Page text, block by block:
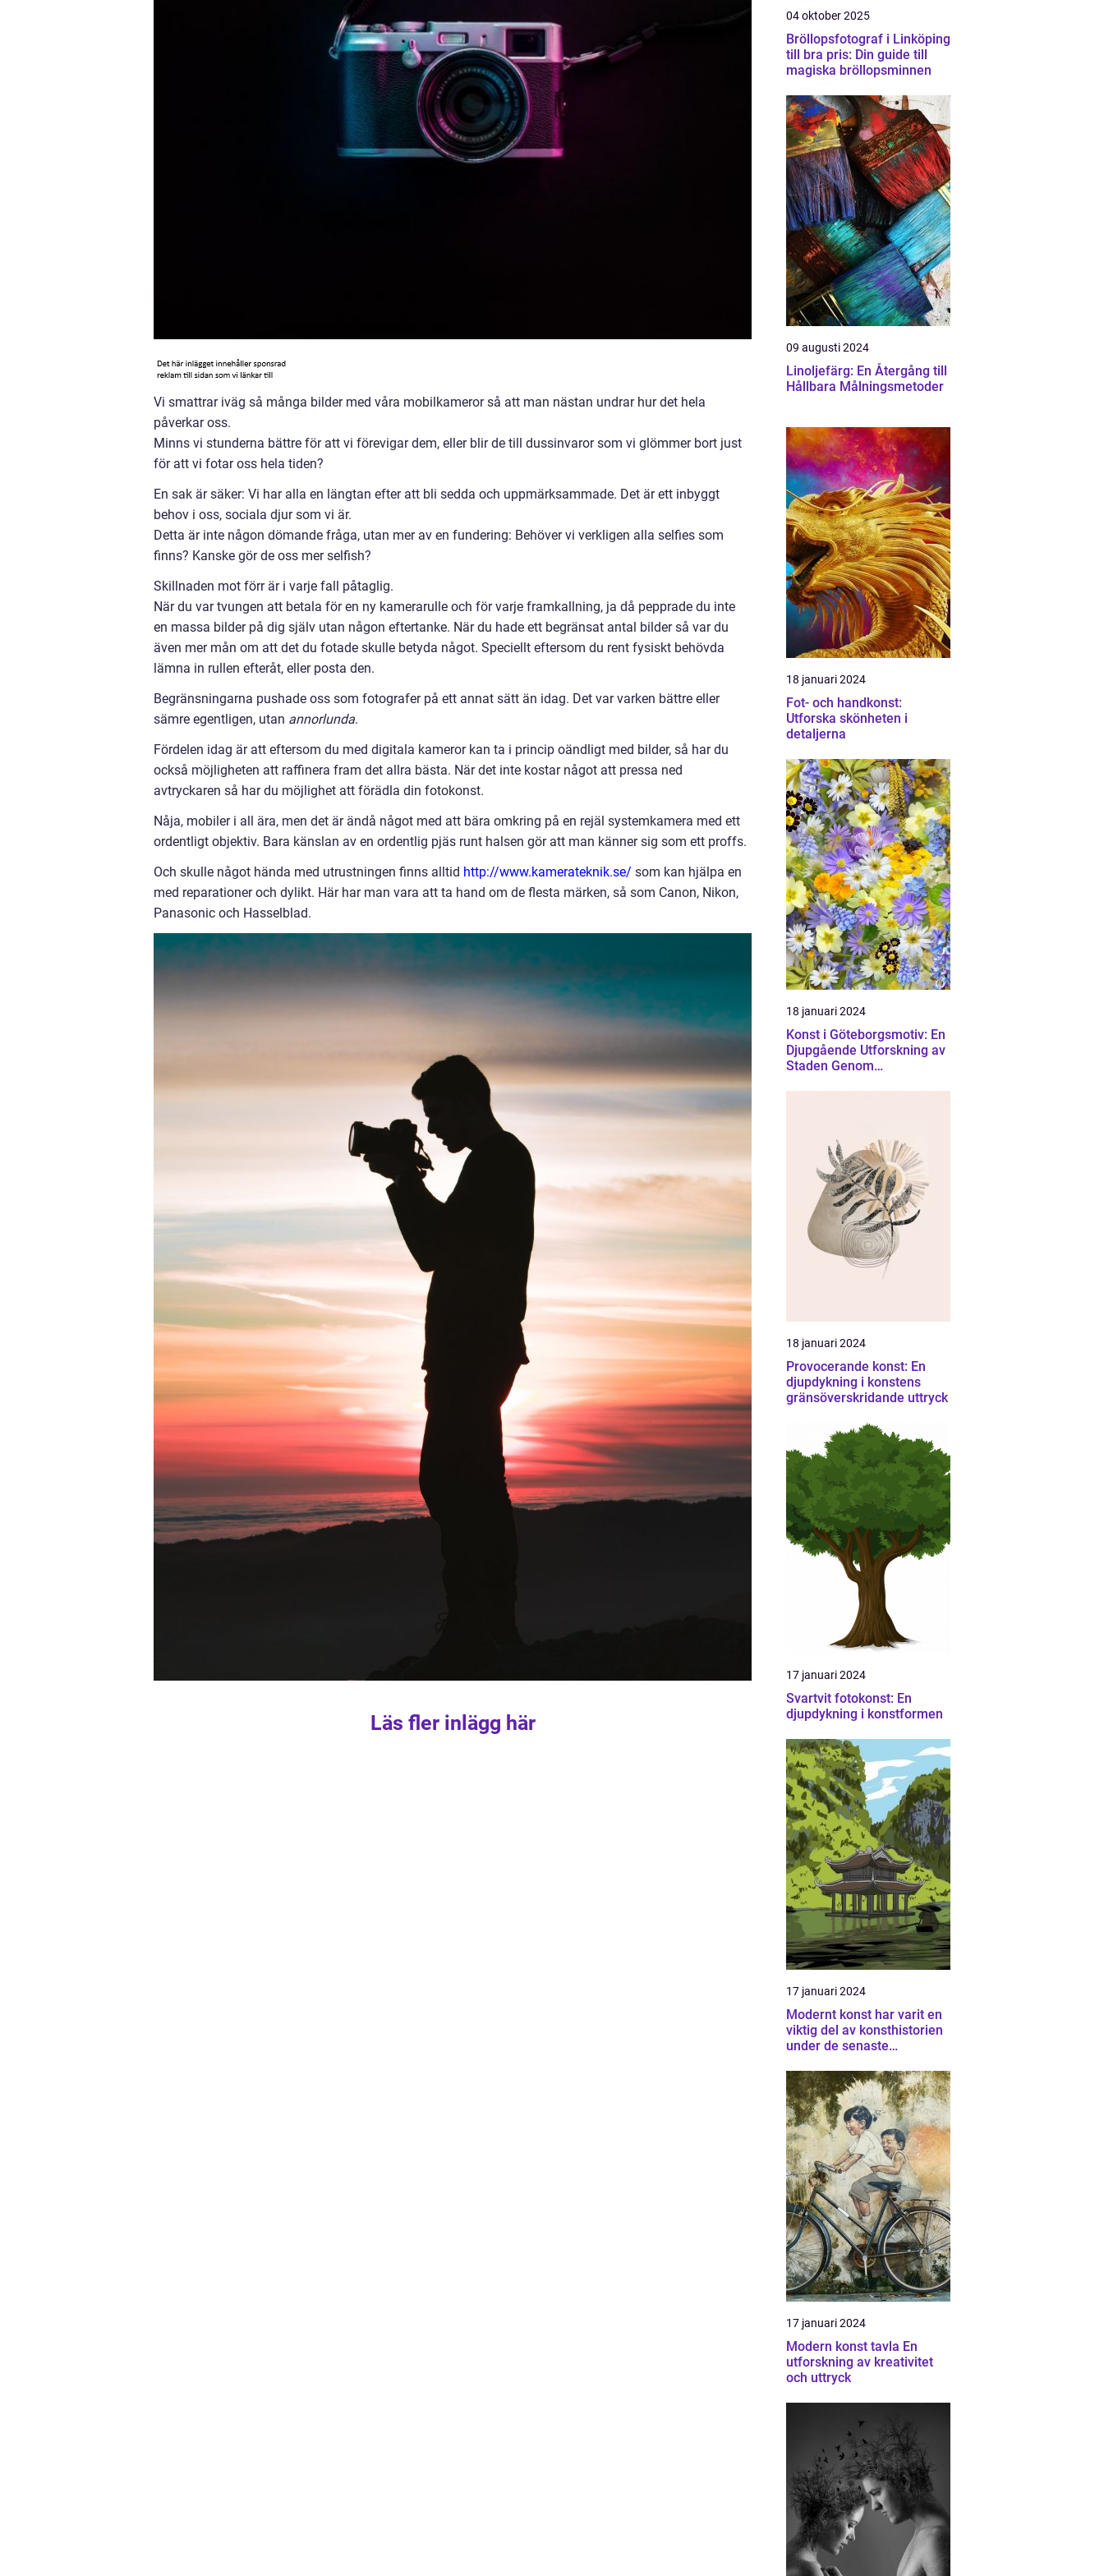
Vi smattrar iväg så många bilder med våra mobilkameror så att man nästan undrar hur det hela
påverkar oss.
Minns vi stunderna bättre för att vi förevigar dem, eller blir de till dussinvaror som vi glömmer bort just
för att vi fotar oss hela tiden?
En sak är säker: Vi har alla en längtan efter att bli sedda och uppmärksammade. Det är ett inbyggt
behov i oss, sociala djur som vi är.
Detta är inte någon dömande fråga, utan mer av en fundering: Behöver vi verkligen alla selfies som
finns? Kanske gör de oss mer selfish?
Skillnaden mot förr är i varje fall påtaglig.
När du var tvungen att betala för en ny kamerarulle och för varje framkallning, ja då pepprade du inte
en massa bilder på dig själv utan någon eftertanke. När du hade ett begränsat antal bilder så var du
även mer mån om att det du fotade skulle betyda något. Speciellt eftersom du rent fysiskt behövda
lämna in rullen efteråt, eller posta den.
Begränsningarna pushade oss som fotografer på ett annat sätt än idag. Det var varken bättre eller
sämre egentligen, utan annorlunda.
Fördelen idag är att eftersom du med digitala kameror kan ta i princip oändligt med bilder, så har du
också möjligheten att raffinera fram det allra bästa. När det inte kostar något att pressa ned
avtryckaren så har du möjlighet att förädla din fotokonst.
Nåja, mobiler i all ära, men det är ändå något med att bära omkring på en rejäl systemkamera med ett
ordentligt objektiv. Bara känslan av en ordentlig pjäs runt halsen gör att man känner sig som ett proffs.
Och skulle något hända med utrustningen finns alltid http://www.kamerateknik.se/ som kan hjälpa en
med reparationer och dylikt. Här har man vara att ta hand om de flesta märken, så som Canon, Nikon,
Panasonic och Hasselblad.
Läs fler inlägg här
04 oktober 2025
Bröllopsfotograf i Linköping
till bra pris: Din guide till
magiska bröllopsminnen
09 augusti 2024
Linoljefärg: En Återgång till
Hållbara Målningsmetoder
18 januari 2024
Fot- och handkonst:
Utforska skönheten i
detaljerna
18 januari 2024
Konst i Göteborgsmotiv: En
Djupgående Utforskning av
Staden Genom
18 januari 2024
Provocerande konst: En
djupdykning i konstens
gränsöverskridande uttryck
17 januari 2024
Svartvit fotokonst: En
djupdykning i konstformen
17 januari 2024
Modernt konst har varit en
viktig del av konsthistorien
under de senaste
fortsatt att utvecklas och
förändras
17 januari 2024
Modern konst tavla En
utforskning av kreativitet
och uttryck